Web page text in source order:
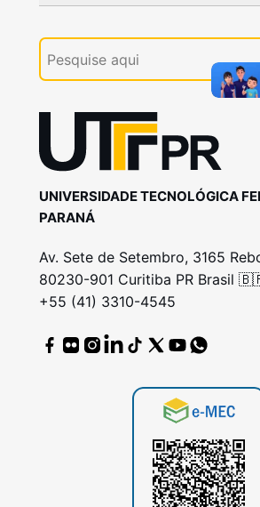
UNIVERSIDADE TECNOLÓGICA
PARANÁ
Av. Sete de Setembro, 3165
80230-901 Curitiba PR Brasil
+55 (41) 3310-4545